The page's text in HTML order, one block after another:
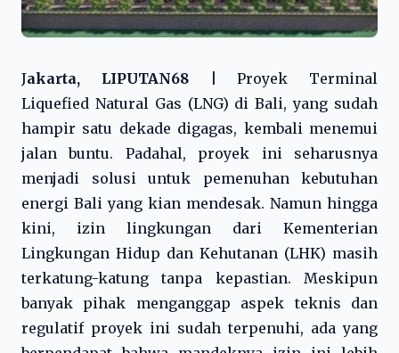
Jakarta, LIPUTAN68 |Proyek Terminal
Liquefied Natural Gas (LNG) di Bali, yang sudah
hampir satu dekade digagas, kembali menemui
jalan buntu. Padahal, proyek ini seharusnya
menjadi solusi untuk pemenuhan kebutuhan
energi Bali yang kian mendesak. Namun hingga
kini, izin lingkungan dari Kementerian
Lingkungan Hidup dan Kehutanan (LHK) masih
terkatung-katung tanpa kepastian. Meskipun
banyak pihak menganggap aspek teknis dan
regulatif proyek ini sudah terpenuhi, ada yang